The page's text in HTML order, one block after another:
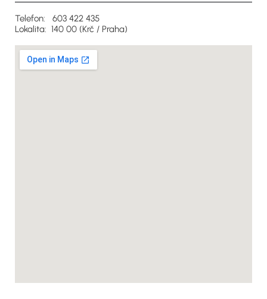
Telefon: 603 422 435
Lokalita: 140 00 (Krč / Praha)